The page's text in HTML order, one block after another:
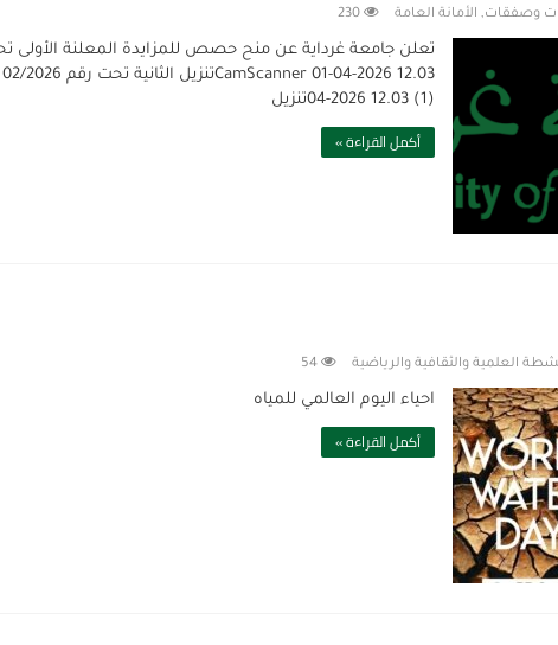
وصفقات, الأمانة العامة 230
04-2026 12.03 (1)تنزيل
أكمل القراءة »
العلمية والثقافية والرياضية 54
احياء اليوم العالمي للمياه
أكمل القراءة »